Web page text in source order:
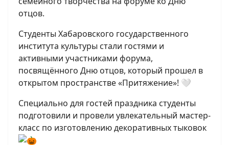
отцов.
Студенты Хабаровского государственного
института культуры стали гостями и
активными участниками форума,
посвящённого Дню отцов, который прошел в
открытом пространстве «Притяжение»! 🤍
Специально для гостей праздника студенты
подготовили и провели увлекательный мастер-
класс по изготовлению декоративных тыковок